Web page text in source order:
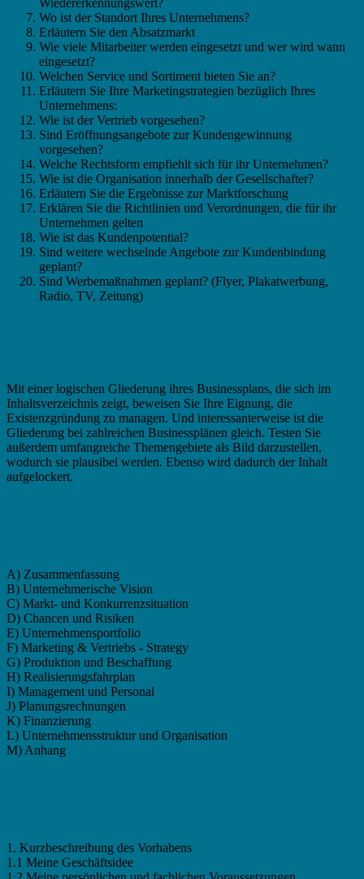
Wiedererkennungswert?
Wo ist der Standort Ihres Unternehmens?
Erläutern Sie den Absatzmarkt
Wie viele Mitarbeiter werden eingesetzt und wer wird wann
eingesetzt?
Welchen Service und Sortiment bieten Sie an?
Erläutern Sie Ihre Marketingstrategien bezüglich Ihres
Unternehmens:
Wie ist der Vertrieb vorgesehen?
Sind Eröffnungsangebote zur Kundengewinnung
vorgesehen?
Welche Rechtsform empfiehlt sich für ihr Unternehmen?
Wie ist die Organisation innerhalb der Gesellschafter?
Erläutern Sie die Ergebnisse zur Marktforschung
Erklären Sie die Richtlinien und Verordnungen, die für ihr
Unternehmen gelten
Wie ist das Kundenpotential?
Sind weitere wechselnde Angebote zur Kundenbindung
geplant?
Sind Werbemaßnahmen geplant? (Flyer, Plakatwerbung,
Radio, TV, Zeitung)
Mit einer logischen Gliederung ihres Businessplans, die sich im
Inhaltsverzeichnis zeigt, beweisen Sie Ihre Eignung, die
Existenzgründung zu managen. Und interessanterweise ist die
Gliederung bei zahlreichen Businessplänen gleich. Testen Sie
außerdem umfangreiche Themengebiete als Bild darzustellen,
wodurch sie plausibel werden. Ebenso wird dadurch der Inhalt
aufgelockert.
A) Zusammenfassung
B) Unternehmerische Vision
C) Markt- und Konkurrenzsituation
D) Chancen und Risiken
E) Unternehmensportfolio
F) Marketing & Vertriebs - Strategy
G) Produktion und Beschaffung
H) Realisierungsfahrplan
I) Management und Personal
J) Planungsrechnungen
K) Finanzierung
L) Unternehmensstruktur und Organisation
M) Anhang
1. Kurzbeschreibung des Vorhabens
1.1 Meine Geschäftsidee